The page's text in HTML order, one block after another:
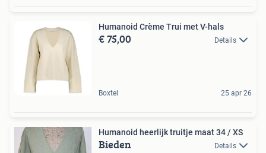
Humanoid Crème Trui met V-hals
€ 75,00 Details
Boxtel 25 apr 26
Humanoid heerlijk truitje maat 34 / XS
Bieden Details